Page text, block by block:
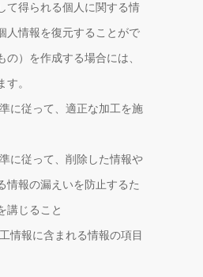
て得られる個人に関する情
人情報を復元することがで
の）を作成する場合には、
す。
に従って、適正な加工を施
に従って、削除した情報や
情報の漏えいを防止するた
講じること
情報に含まれる情報の項目